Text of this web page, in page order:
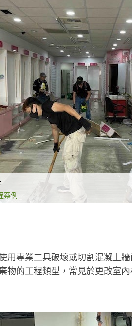
案例
用專業工具破壞或切割混凝土
物的工程類型，常見於更改室